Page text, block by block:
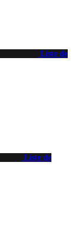
Liste de
Liste de